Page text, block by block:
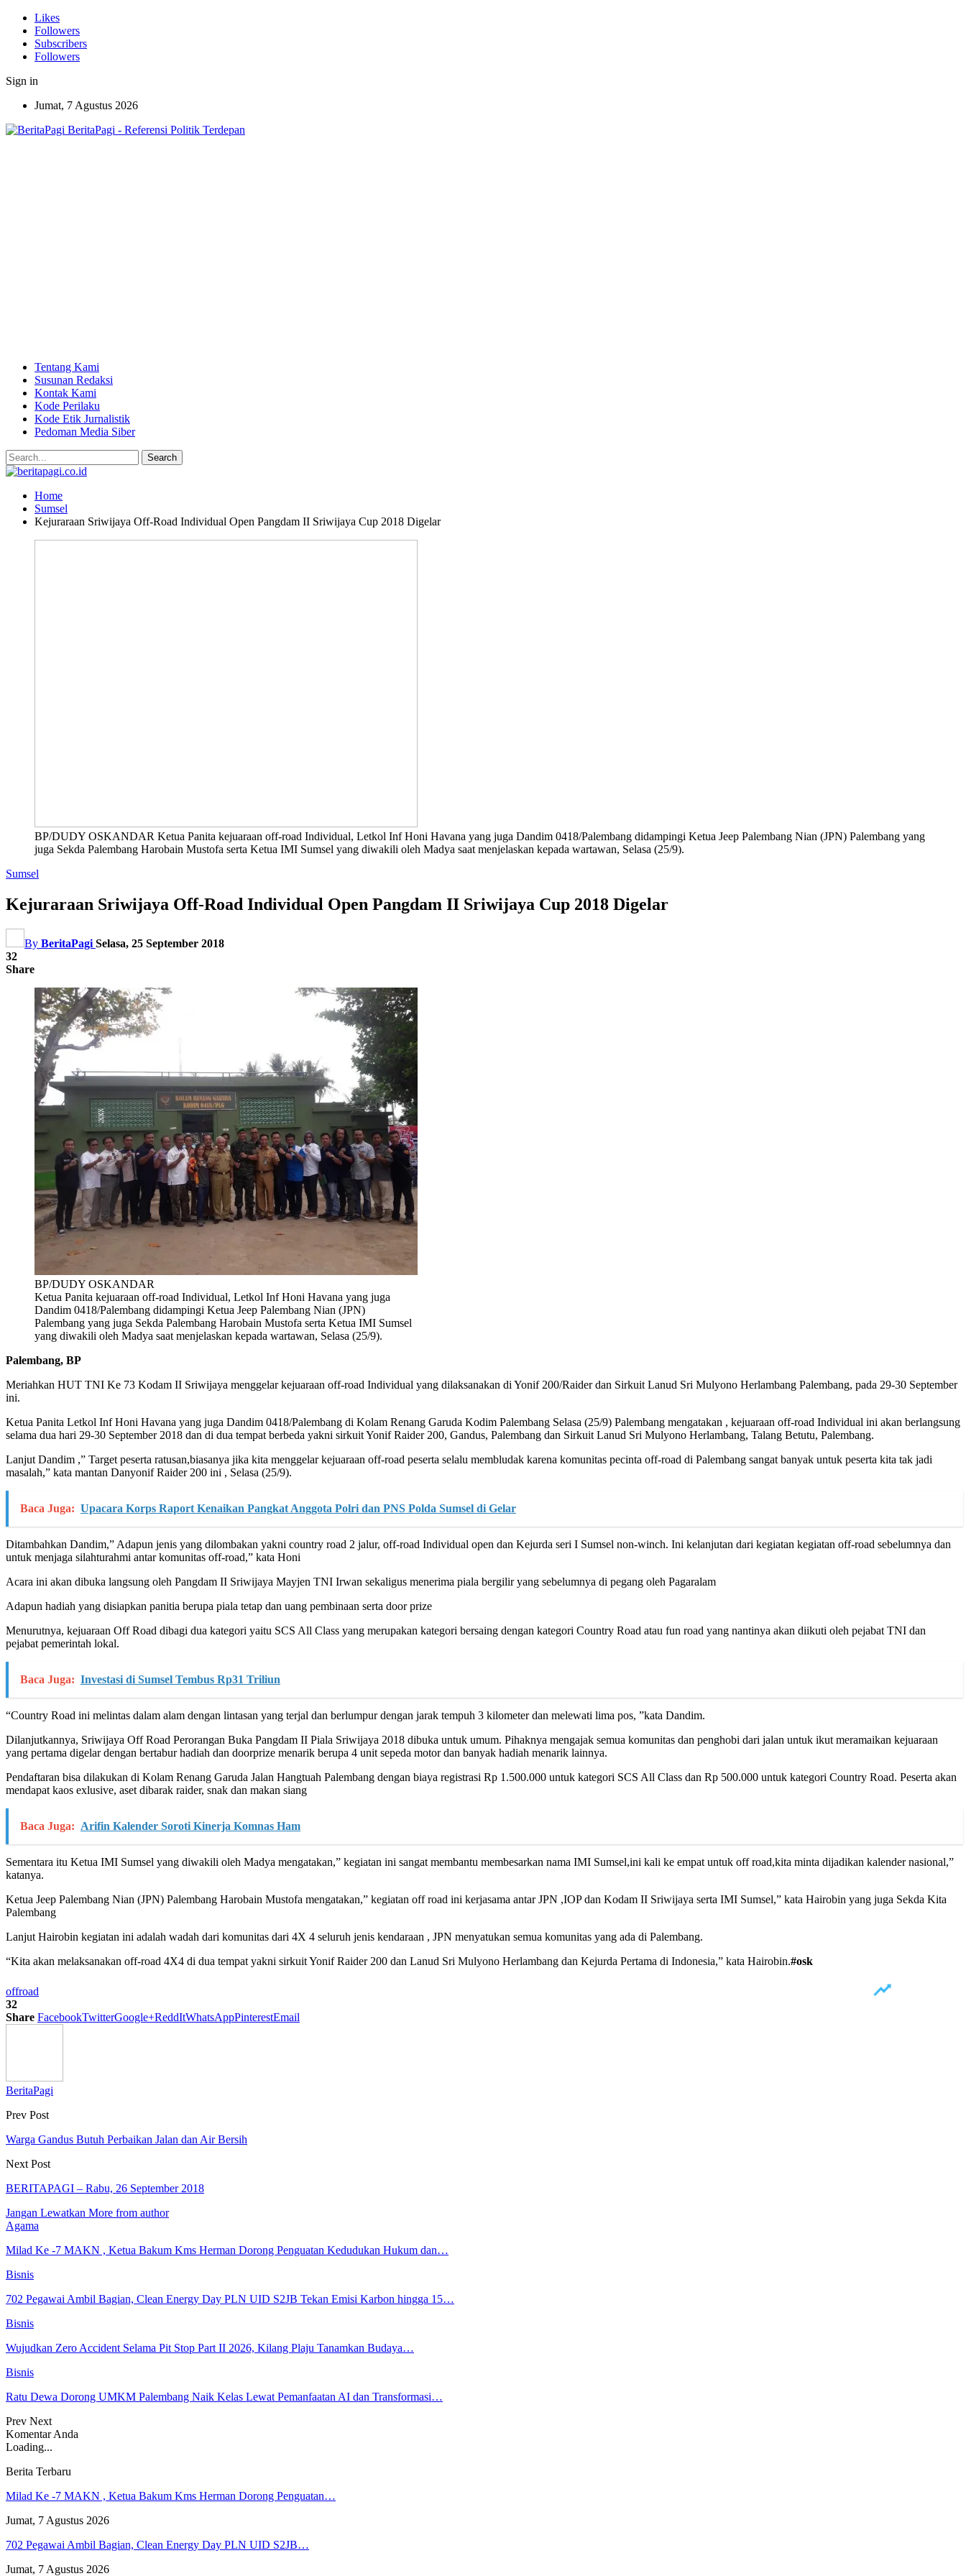
Likes
Followers
Subscribers
Followers
Sign in
Jumat, 7 Agustus 2026
BeritaPagi - Referensi Politik Terdepan
Tentang Kami
Susunan Redaksi
Kontak Kami
Kode Perilaku
Kode Etik Jurnalistik
Pedoman Media Siber
Home
Sumsel
Kejuraraan Sriwijaya Off-Road Individual Open Pangdam II Sriwijaya Cup 2018 Digelar
BP/DUDY OSKANDAR Ketua Panita kejuaraan off-road Individual, Letkol Inf Honi Havana yang juga Dandim 0418/Palembang didampingi Ketua Jeep Palembang Nian (JPN) Palembang yang
juga Sekda Palembang Harobain Mustofa serta Ketua IMI Sumsel yang diwakili oleh Madya saat menjelaskan kepada wartawan, Selasa (25/9).
Sumsel
Kejuraraan Sriwijaya Off-Road Individual Open Pangdam II Sriwijaya Cup 2018 Digelar
By BeritaPagi Selasa, 25 September 2018
32
Share
BP/DUDY OSKANDAR
Ketua Panita kejuaraan off-road Individual, Letkol Inf Honi Havana yang juga
Dandim 0418/Palembang didampingi Ketua Jeep Palembang Nian (JPN)
Palembang yang juga Sekda Palembang Harobain Mustofa serta Ketua IMI Sumsel
yang diwakili oleh Madya saat menjelaskan kepada wartawan, Selasa (25/9).
Palembang, BP
Meriahkan HUT TNI Ke 73 Kodam II Sriwijaya menggelar kejuaraan off-road Individual yang dilaksanakan di Yonif 200/Raider dan Sirkuit Lanud Sri Mulyono Herlambang Palembang, pada 29-30 September
ini.
Ketua Panita Letkol Inf Honi Havana yang juga Dandim 0418/Palembang di Kolam Renang Garuda Kodim Palembang Selasa (25/9) Palembang mengatakan , kejuaraan off-road Individual ini akan berlangsung
selama dua hari 29-30 September 2018 dan di dua tempat berbeda yakni sirkuit Yonif Raider 200, Gandus, Palembang dan Sirkuit Lanud Sri Mulyono Herlambang, Talang Betutu, Palembang.
Lanjut Dandim ,” Target peserta ratusan,biasanya jika kita menggelar kejuaraan off-road peserta selalu membludak karena komunitas pecinta off-road di Palembang sangat banyak untuk peserta kita tak jadi
masalah,” kata mantan Danyonif Raider 200 ini , Selasa (25/9).
Baca Juga: Upacara Korps Raport Kenaikan Pangkat Anggota Polri dan PNS Polda Sumsel di Gelar
Ditambahkan Dandim,” Adapun jenis yang dilombakan yakni country road 2 jalur, off-road Individual open dan Kejurda seri I Sumsel non-winch. Ini kelanjutan dari kegiatan kegiatan off-road sebelumnya dan
untuk menjaga silahturahmi antar komunitas off-road,” kata Honi
Acara ini akan dibuka langsung oleh Pangdam II Sriwijaya Mayjen TNI Irwan sekaligus menerima piala bergilir yang sebelumnya di pegang oleh Pagaralam
Adapun hadiah yang disiapkan panitia berupa piala tetap dan uang pembinaan serta door prize
Menurutnya, kejuaraan Off Road dibagi dua kategori yaitu SCS All Class yang merupakan kategori bersaing dengan kategori Country Road atau fun road yang nantinya akan diikuti oleh pejabat TNI dan
pejabat pemerintah lokal.
Baca Juga: Investasi di Sumsel Tembus Rp31 Triliun
“Country Road ini melintas dalam alam dengan lintasan yang terjal dan berlumpur dengan jarak tempuh 3 kilometer dan melewati lima pos, ”kata Dandim.
Dilanjutkannya, Sriwijaya Off Road Perorangan Buka Pangdam II Piala Sriwijaya 2018 dibuka untuk umum. Pihaknya mengajak semua komunitas dan penghobi dari jalan untuk ikut meramaikan kejuaraan
yang pertama digelar dengan bertabur hadiah dan doorprize menarik berupa 4 unit sepeda motor dan banyak hadiah menarik lainnya.
Pendaftaran bisa dilakukan di Kolam Renang Garuda Jalan Hangtuah Palembang dengan biaya registrasi Rp 1.500.000 untuk kategori SCS All Class dan Rp 500.000 untuk kategori Country Road. Peserta akan
mendapat kaos exlusive, aset dibarak raider, snak dan makan siang
Baca Juga: Arifin Kalender Soroti Kinerja Komnas Ham
Sementara itu Ketua IMI Sumsel yang diwakili oleh Madya mengatakan,” kegiatan ini sangat membantu membesarkan nama IMI Sumsel,ini kali ke empat untuk off road,kita minta dijadikan kalender nasional,”
katanya.
Ketua Jeep Palembang Nian (JPN) Palembang Harobain Mustofa mengatakan,” kegiatan off road ini kerjasama antar JPN ,IOP dan Kodam II Sriwijaya serta IMI Sumsel,” kata Hairobin yang juga Sekda Kita
Palembang
Lanjut Hairobin kegiatan ini adalah wadah dari komunitas dari 4X 4 seluruh jenis kendaraan , JPN menyatukan semua komunitas yang ada di Palembang.
“Kita akan melaksanakan off-road 4X4 di dua tempat yakni sirkuit Yonif Raider 200 dan Lanud Sri Mulyono Herlambang dan Kejurda Pertama di Indonesia,” kata Hairobin.#osk
offroad
32
Share FacebookTwitterGoogle+ReddItWhatsAppPinterestEmail
BeritaPagi
Prev Post
Warga Gandus Butuh Perbaikan Jalan dan Air Bersih
Next Post
BERITAPAGI – Rabu, 26 September 2018
Jangan Lewatkan More from author
Agama
Milad Ke -7 MAKN , Ketua Bakum Kms Herman Dorong Penguatan Kedudukan Hukum dan…
Bisnis
702 Pegawai Ambil Bagian, Clean Energy Day PLN UID S2JB Tekan Emisi Karbon hingga 15…
Bisnis
Wujudkan Zero Accident Selama Pit Stop Part II 2026, Kilang Plaju Tanamkan Budaya…
Bisnis
Ratu Dewa Dorong UMKM Palembang Naik Kelas Lewat Pemanfaatan AI dan Transformasi…
Prev Next
Komentar Anda
Loading...
Berita Terbaru
Milad Ke -7 MAKN , Ketua Bakum Kms Herman Dorong Penguatan…
Jumat, 7 Agustus 2026
702 Pegawai Ambil Bagian, Clean Energy Day PLN UID S2JB…
Jumat, 7 Agustus 2026